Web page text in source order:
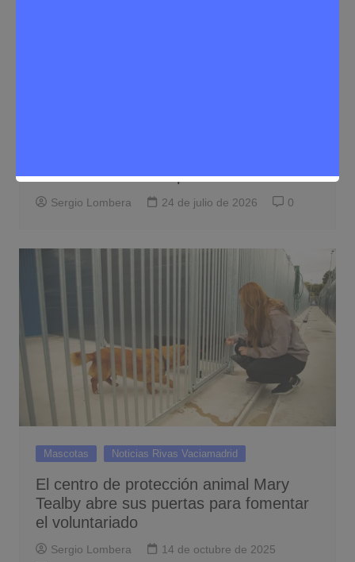
animales afectados por los incendios
Sergio Lombera 24 de julio de 2026 0
Mascotas Noticias Rivas Vaciamadrid
El centro de protección animal Mary
Tealby abre sus puertas para fomentar
el voluntariado
Sergio Lombera
14 de octubre de 2025